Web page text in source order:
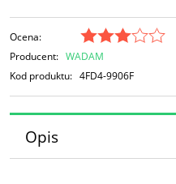
Ocena:
Producent: WADAM
Kod produktu: 4FD4-9906F
Opis